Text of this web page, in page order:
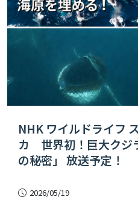
NHK ワイルドライフ
カ 世界初！巨大ク
の秘密」 放送予定！
2026/05/19